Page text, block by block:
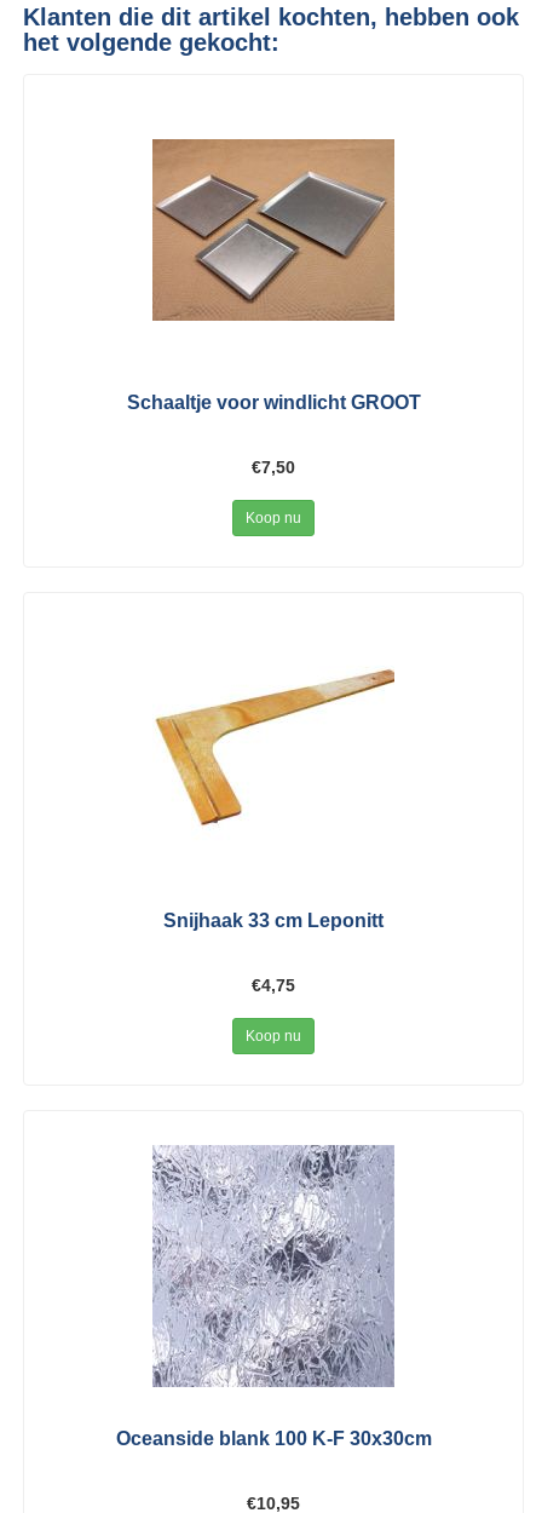
Klanten die dit artikel kochten, hebben ook
het volgende gekocht:
Schaaltje voor windlicht GROOT
€7,50
Koop nu
Snijhaak 33 cm Leponitt
€4,75
Koop nu
Oceanside blank 100 K-F 30x30cm
€10,95